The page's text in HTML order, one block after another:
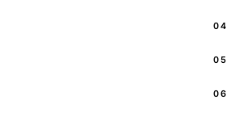
04
05
06